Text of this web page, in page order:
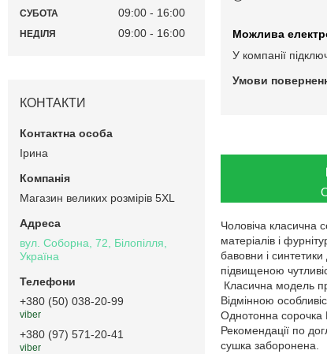
У компанії
Чоловіча класична
матеріалів і
бавовни і
підвищеною
Класична модель
Відмінною
Однотонна сорочка
Рекомендації по
сушка заборонена.
СУБОТА 09:00 16:00
НЕДІЛЯ 09:00 16:00
КОНТАКТИ
Ірина
Магазин великих розмірів 5XL
вул. Соборна, 72, Білопілля,
Україна
+380 (50) 038-20-99
viber
+380 (97) 571-20-41
viber